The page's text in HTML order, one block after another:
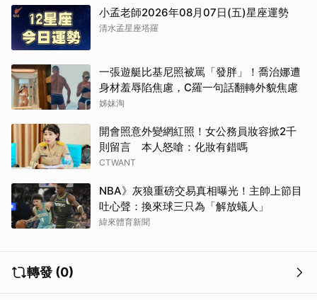
小孟老師2026年08月07日(五)星座運勢
清水孟星座塔羅
一張遊艇比基尼照被罵「發胖」！喬治娜遭
身材羞辱陷焦慮，C羅一句話翻轉外貌焦慮
姊妹淘
開會照意外變網紅照！女公務員妝容掀2千
則留言 本人怒嗆：化妝有錯嗎
CTWANT
NBA》灰狼重磅交易真相曝光！主帥上節目
吐心聲：換來球三只為「解放蟻人」
緯來體育新聞
轉發 (0)